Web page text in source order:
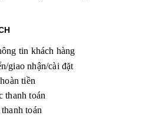
tin khách hàng
giao nhận/cài đặt
tiền
thanh toán
toán